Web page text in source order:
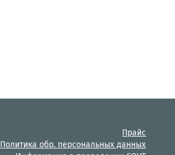
Прайс
Политика обр. персональных данных